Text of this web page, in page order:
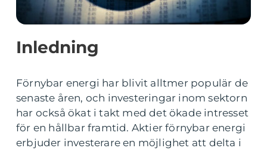
Inledning
Förnybar energi har blivit alltmer populär de
senaste åren, och investeringar inom sektorn
har också ökat i takt med det ökade intresset
för en hållbar framtid. Aktier förnybar energi
erbjuder investerare en möjlighet att delta i